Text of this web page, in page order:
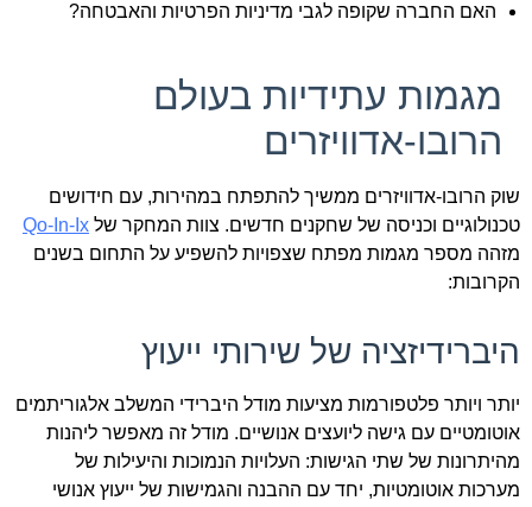
האם החברה שקופה לגבי מדיניות הפרטיות והאבטחה?
מגמות עתידיות בעולם
הרובו-אדוויזרים
שוק הרובו-אדוויזרים ממשיך להתפתח במהירות, עם חידושים
טכנולוגיים וכניסה של שחקנים חדשים. צוות המחקר של Qo-In-Ix
מזהה מספר מגמות מפתח שצפויות להשפיע על התחום בשנים
הקרובות:
היברידיזציה של שירותי ייעוץ
יותר ויותר פלטפורמות מציעות מודל היברידי המשלב אלגוריתמים
אוטומטיים עם גישה ליועצים אנושיים. מודל זה מאפשר ליהנות
מהיתרונות של שתי הגישות: העלויות הנמוכות והיעילות של
מערכות אוטומטיות, יחד עם ההבנה והגמישות של ייעוץ אנושי